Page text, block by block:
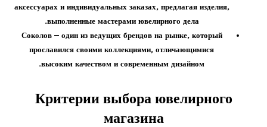
аксессуарах и индивидуальных заказах, предлагая изделия,
выполненные мастерами ювелирного дела.
Соколов— один из ведущих брендов на рынке, который
прославился своими коллекциями, отличающимися
высоким качеством и современным дизайном.
Критерии выбора ювелирного
магазина